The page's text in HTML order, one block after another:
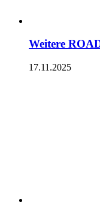
Weitere
17.11.2025